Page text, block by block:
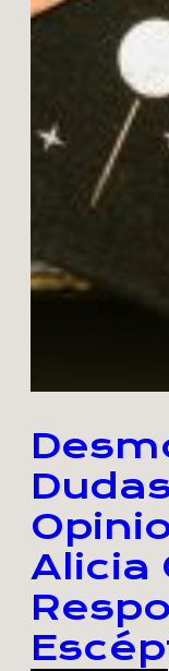
Alicia